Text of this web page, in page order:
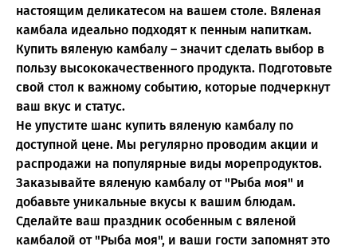
настоящим деликатесом на вашем столе. Вяленая
камбала идеально подходят к пенным напиткам.
Купить вяленую камбалу – значит сделать выбор в
пользу высококачественного продукта. Подготовьте
свой стол к важному событию, которые подчеркнут
ваш вкус и статус.
Не упустите шанс купить вяленую камбалу по
доступной цене. Мы регулярно проводим акции и
распродажи на популярные виды морепродуктов.
Заказывайте вяленую камбалу от "Рыба моя" и
добавьте уникальные вкусы к вашим блюдам.
Сделайте ваш праздник особенным с вяленой
камбалой от "Рыба моя", и ваши гости запомнят это